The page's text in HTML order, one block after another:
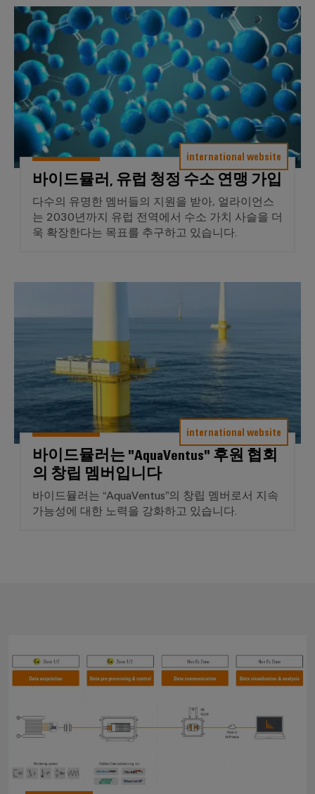
바이드뮬러, 유럽 청정 수소 연
international website
바이드뮬러, 유럽 청정 수소 연맹 가입
다수의 유명한 멤버들의 지원을 받아, 얼라이언스
는 2030년까지 유럽 전역에서 수소 가치 사슬을 더
욱 확장한다는 목표를 추구하고 있습니다.
international website
바이드뮬러는 "AquaVentus" 후원 협회
의 창립 멤버입니다
바이드뮬러는 “AquaVentus”의 창립 멤버로서 지속
가능성에 대한 노력을 강화하고 있습니다.